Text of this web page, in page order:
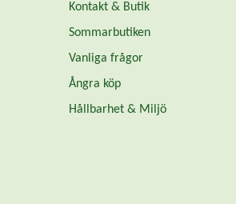
Kontakt & Butik
Sommarbutiken
Vanliga frågor
Ångra köp
Hållbarhet & Miljö